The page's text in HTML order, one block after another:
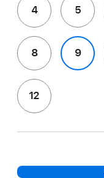
4 5
8 9
12